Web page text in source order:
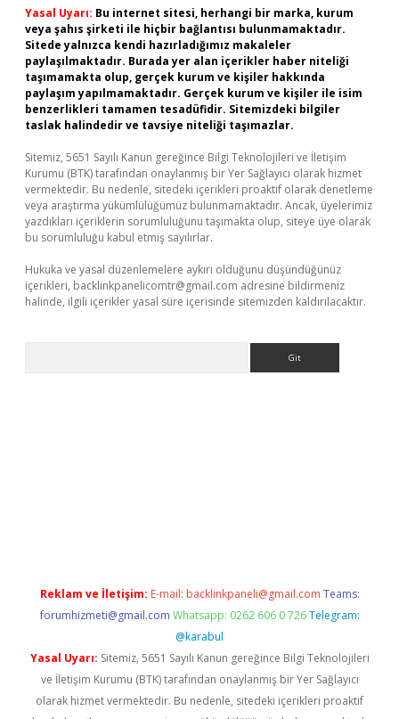
Yasal Uyarı: Bu internet sitesi, herhangi bir marka, kurum
veya şahıs şirketi ile hiçbir bağlantısı bulunmamaktadır.
Sitede yalnızca kendi hazırladığımız makaleler
paylaşılmaktadır. Burada yer alan içerikler haber niteliği
taşımamakta olup, gerçek kurum ve kişiler hakkında
paylaşım yapılmamaktadır. Gerçek kurum ve kişiler ile isim
benzerlikleri tamamen tesadüfidir. Sitemizdeki bilgiler
taslak halindedir ve tavsiye niteliği taşımazlar.
Sitemiz, 5651 Sayılı Kanun gereğince Bilgi Teknolojileri ve İletişim
Kurumu (BTK) tarafından onaylanmış bir Yer Sağlayıcı olarak hizmet
vermektedir. Bu nedenle, sitedeki içerikleri proaktif olarak denetleme
veya araştırma yükümlülüğümüz bulunmamaktadır. Ancak, üyelerimiz
yazdıkları içeriklerin sorumluluğunu taşımakta olup, siteye üye olarak
bu sorumluluğu kabul etmiş sayılırlar.
Hukuka ve yasal düzenlemelere aykırı olduğunu düşündüğünüz
içerikleri, backlinkpanelicomtr@gmail.com adresine bildirmeniz
halinde, ilgili içerikler yasal süre içerisinde sitemizden kaldırılacaktır.
Reklam ve İletişim: E-mail: backlinkpaneli@gmail.com Teams:
forumhizmeti@gmail.com Whatsapp: 0262 606 0 726 Telegram:
@karabul
Yasal Uyarı: Sitemiz, 5651 Sayılı Kanun gereğince Bilgi Teknolojileri
ve İletişim Kurumu (BTK) tarafından onaylanmış bir Yer Sağlayıcı
olarak hizmet vermektedir. Bu nedenle, sitedeki içerikleri proaktif